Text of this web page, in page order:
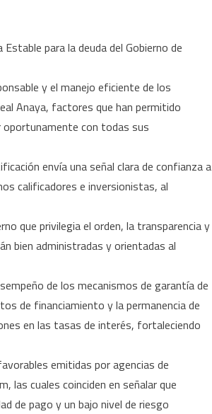
para la deuda del Gobierno de
y el manejo eficiente de los
Anaya, factores que han permitido
oportunamente con todas sus
envía una señal clara de confianza a
calificadores e inversionistas, al
que privilegia el orden, la transparencia y
bien administradas y orientadas al
de los mecanismos de garantía de
de financiamiento y la permanencia de
en las tasas de interés, fortaleciendo
emitidas por agencias de
las cuales coinciden en señalar que
de pago y un bajo nivel de riesgo